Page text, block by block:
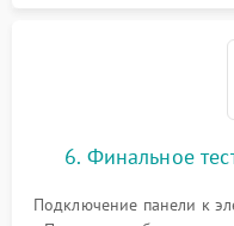
6. Финальное
Подключение панели к